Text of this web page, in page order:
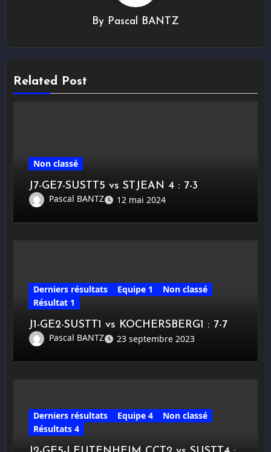
By Pascal BANTZ
Related Post
Non classé
J7-GE7-SUSTT5 vs STJEAN 4 : 7-3
Pascal BANTZ
12 mai 2024
Derniers résultats Equipe 1
Non classé
Résultat 1
J1-GE2-SUSTT1 vs KOCHERSBERG1 : 7-7
Pascal BANTZ
23 septembre 2023
Derniers résultats Equipe 4
Non classé
Résultats 4